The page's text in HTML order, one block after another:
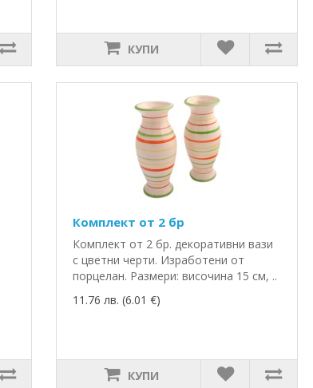
КУПИ
Комплект от 2 бр
Комплект от 2 бр. декоративни вази
с цветни черти. Изработени от
порцелан. Размери: височина 15 см, ..
11.76 лв. (6.01 €)
КУПИ